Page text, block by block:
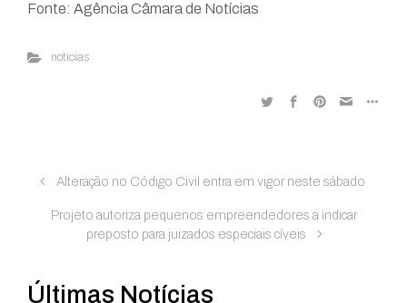
Fonte: Agência Câmara de Notícias
noticias
Alteração no Código Civil entra em vigor neste sábado
Projeto autoriza pequenos empreendedores a indicar
preposto para juizados especiais cíveis
Últimas Notícias